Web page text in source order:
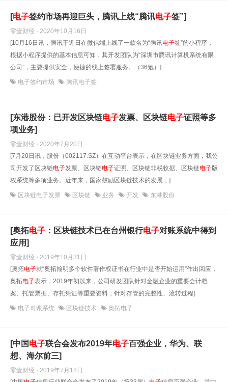
[电子签约市场再迎巨头，腾讯上线“腾讯电子签”]
零壹财经 · 2020年10月16日
[10月16日讯，腾讯于近日在微信端上线了一款名为“腾讯电子签”的小程序，
根据小程序提供的基本信息可知，其开发团队为“深圳市腾讯计算机系统有限
公司”，主要提供安全，便捷的线上签署服务。（36氪）]
电子签约市场 腾讯电子签
[东港股份：已开发区块链电子发票、区块链电子证照等多
项业务]
零壹财经 · 2020年7月20日
[7月20日讯，股份（002117.SZ）在互动平台表示，在区块链业务方面，我公
司开发了区块链电子发票、区块链电子证照、区块链非税收据、区块链电子版
权系统等多项业务。近年来，国家鼓励区块链技术的发展，]
区块链电子发票 区块链 业务 开发 东港股份
[奥拓电子 ：区块链技术已在台州银行电子对账系统中得到
应用]
零壹财经 · 2019年10月31日
[奥拓电子就“奥拓翰明多个软件著作权证书在行业中是否开始运用”作出回应，
奥拓电子表示，2019年初以来，公司研发团队针对金融企业的重要会计档
案、托管票据、存托凭证等重要资料，针对存管的完整性、流转过程]
电子对账系统 区块链技术 奥拓电子
[中国电子联合会发布2019年电子百强企业，华为、联
想、海尔前三]
零壹财经 · 2019年7月18日